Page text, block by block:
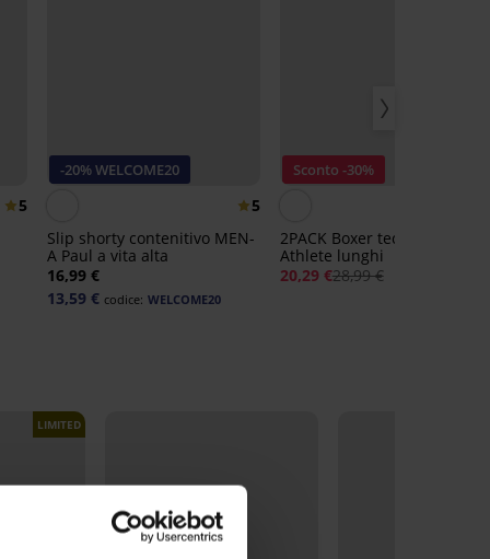
5
-20% WELCOME20
5
Slip shorty contenitivo MEN-
A Paul a vita alta
16,99 €
13,59 € codice: WELCOME20
Sconto -30%
2PACK Boxer tecnici MEN-A
Athlete lunghi
20,29 €28,99 €
LIMITED